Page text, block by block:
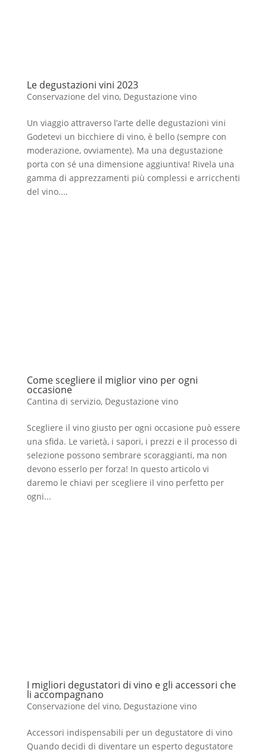
Le degustazioni vini 2023
Conservazione del vino, Degustazione vino
Un viaggio attraverso l’arte delle degustazioni vini
Godetevi un bicchiere di vino, è bello (sempre con
moderazione, ovviamente). Ma una degustazione
porta con sé una dimensione aggiuntiva! Rivela una
gamma di apprezzamenti più complessi e arricchenti
del vino....
Come scegliere il miglior vino per ogni
occasione
Cantina di servizio, Degustazione vino
Scegliere il vino giusto per ogni occasione può essere
una sfida. Le varietà, i sapori, i prezzi e il processo di
selezione possono sembrare scoraggianti, ma non
devono esserlo per forza! In questo articolo vi
daremo le chiavi per scegliere il vino perfetto per
ogni...
I migliori degustatori di vino e gli accessori che
li accompagnano
Conservazione del vino, Degustazione vino
Accessori indispensabili per un degustatore di vino
Quando decidi di diventare un esperto degustatore